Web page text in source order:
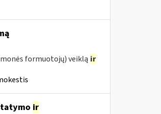
formuotojų) veiklą ir
ir